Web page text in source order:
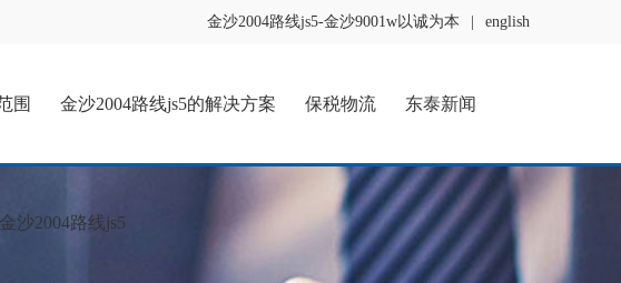
金沙2004路线js5-金沙9001w以诚为本 english
围 金沙2004路线js5的解决方案 保税物流 东泰新闻
沙2004路线js5